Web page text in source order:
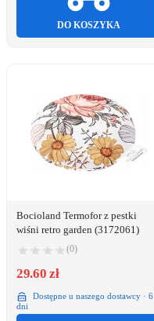
DO KOSZYKA
Bocioland Termofor z pestki
wiśni retro garden (3172061)
(0)
29.60 zł
Dostępne u naszego dostawcy · 6
dni